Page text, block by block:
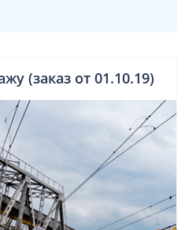
(заказ от 01.10.19)